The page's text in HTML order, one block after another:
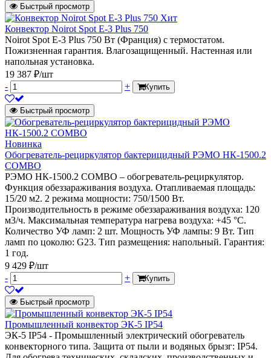
Быстрый просмотр
Хит
Конвектор Noirot Spot E-3 Plus 750
Noirot Spot E-3 Plus 750 Вт (Франция) с термостатом.
Пожизненная гарантия. Влагозащищенный. Настенная или
напольная установка.
19 387 ₽/шт
-
+ Купить
Быстрый просмотр
Новинка
Обогреватель-рециркулятор бактерицидный РЭМО НК-1500.2
COMBO
РЭМО НК-1500.2 COMBO – обогреватель-рециркулятор.
Функция обеззараживания воздуха. Отапливаемая площадь:
15/20 м2. 2 режима мощности: 750/1500 Вт.
Производительность в режиме обеззараживания воздуха: 120
м3/ч. Максимальная температура нагрева воздуха: +45 °С.
Количество УФ ламп: 2 шт. Мощность УФ лампы: 9 Вт. Тип
ламп по цоколю: G23. Тип размещения: напольный. Гарантия:
1 год.
9 429 ₽/шт
-
+ Купить
Быстрый просмотр
Промышленный конвектор ЭК-5 IP54
ЭК-5 IP54 - Промышленный электрический обогреватель
конвекторного типа. Защита от пыли и водяных брызг: IP54.